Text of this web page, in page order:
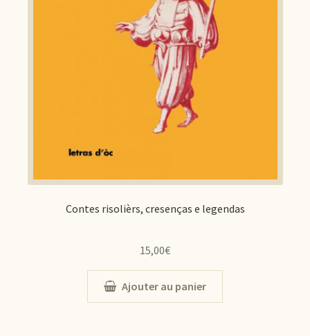
Contes risolièrs, cresenças e legendas
15,00€
Ajouter au panier